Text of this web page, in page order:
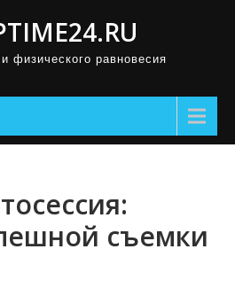
физического равновесия
съемки